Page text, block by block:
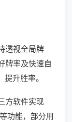
透视全局牌
牌率及快速自
升胜率。
方软件实现
功能，部分用